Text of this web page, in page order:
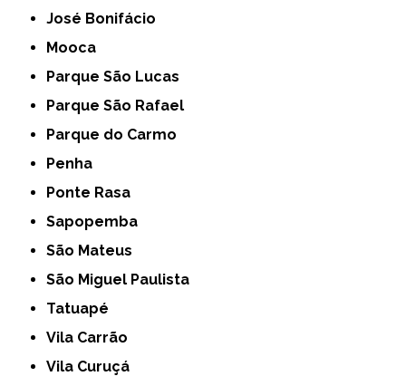
José Bonifácio
Mooca
Parque São Lucas
Parque São Rafael
Parque do Carmo
Penha
Ponte Rasa
Sapopemba
São Mateus
São Miguel Paulista
Tatuapé
Vila Carrão
Vila Curuçá